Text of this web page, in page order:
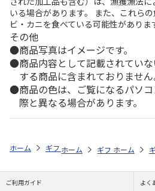
いる場合があります。 また、これら
ビ・カニを食べている可能性がありま
その他
商品写真はイメージです。
商品内容として記載されてい
する商品に含まれておりません
商品の色は、ご覧になるパソ
際と異なる場合があります。
ホーム ギフト通販 内祝い・お返し
ホーム ギフト通販
ホーム
ご利用ガイド よく